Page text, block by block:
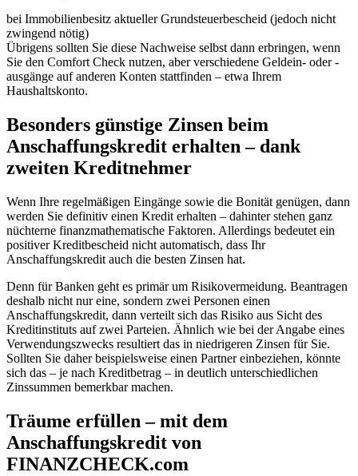
bei Immobilienbesitz aktueller Grundsteuerbescheid (jedoch nicht
zwingend nötig)
Übrigens sollten Sie diese Nachweise selbst dann erbringen, wenn
Sie den Comfort Check nutzen, aber verschiedene Geldein- oder -
ausgänge auf anderen Konten stattfinden – etwa Ihrem
Haushaltskonto.
Besonders günstige Zinsen beim
Anschaffungskredit erhalten – dank
zweiten Kreditnehmer
Wenn Ihre regelmäßigen Eingänge sowie die Bonität genügen, dann
werden Sie definitiv einen Kredit erhalten – dahinter stehen ganz
nüchterne finanzmathematische Faktoren. Allerdings bedeutet ein
positiver Kreditbescheid nicht automatisch, dass Ihr
Anschaffungskredit auch die besten Zinsen hat.
Denn für Banken geht es primär um Risikovermeidung. Beantragen
deshalb nicht nur eine, sondern zwei Personen einen
Anschaffungskredit, dann verteilt sich das Risiko aus Sicht des
Kreditinstituts auf zwei Parteien. Ähnlich wie bei der Angabe eines
Verwendungszwecks resultiert das in niedrigeren Zinsen für Sie.
Sollten Sie daher beispielsweise einen Partner einbeziehen, könnte
sich das – je nach Kreditbetrag – in deutlich unterschiedlichen
Zinssummen bemerkbar machen.
Träume erfüllen – mit dem
Anschaffungskredit von
FINANZCHECK.com